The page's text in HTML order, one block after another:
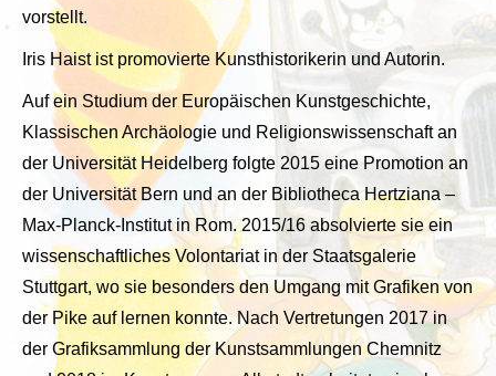
vorstellt.
Iris Haist ist promovierte Kunsthistorikerin und Autorin.
Auf ein Studium der Europäischen Kunstgeschichte,
Klassischen Archäologie und Religionswissenschaft an
der Universität Heidelberg folgte 2015 eine Promotion an
der Universität Bern und an der Bibliotheca Hertziana –
Max-Planck-Institut in Rom. 2015/16 absolvierte sie ein
wissenschaftliches Volontariat in der Staatsgalerie
Stuttgart, wo sie besonders den Umgang mit Grafiken von
der Pike auf lernen konnte. Nach Vertretungen 2017 in
der Grafiksammlung der Kunstsammlungen Chemnitz